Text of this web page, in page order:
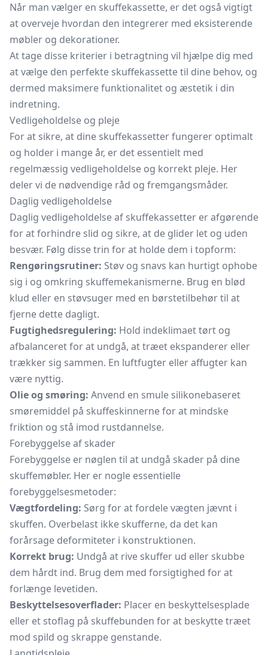
Når man vælger en skuffekassette, er det også vigtigt
at overveje hvordan den integrerer med eksisterende
møbler og dekorationer.
At tage disse kriterier i betragtning vil hjælpe dig med
at vælge den perfekte skuffekassette til dine behov, og
dermed maksimere funktionalitet og æstetik i din
indretning.
Vedligeholdelse og pleje
For at sikre, at dine skuffekassetter fungerer optimalt
og holder i mange år, er det essentielt med
regelmæssig vedligeholdelse og korrekt pleje. Her
deler vi de nødvendige råd og fremgangsmåder.
Daglig vedligeholdelse
Daglig vedligeholdelse af skuffekassetter er afgørende
for at forhindre slid og sikre, at de glider let og uden
besvær. Følg disse trin for at holde dem i topform:
Rengøringsrutiner: Støv og snavs kan hurtigt ophobe
sig i og omkring skuffemekanismerne. Brug en blød
klud eller en støvsuger med en børstetilbehør til at
fjerne dette dagligt.
Fugtighedsregulering: Hold indeklimaet tørt og
afbalanceret for at undgå, at træet ekspanderer eller
trækker sig sammen. En luftfugter eller affugter kan
være nyttig.
Olie og smøring: Anvend en smule silikonebaseret
smøremiddel på skuffeskinnerne for at mindske
friktion og stå imod rustdannelse.
Forebyggelse af skader
Forebyggelse er nøglen til at undgå skader på dine
skuffemøbler. Her er nogle essentielle
forebyggelsesmetoder:
Vægtfordeling: Sørg for at fordele vægten jævnt i
skuffen. Overbelast ikke skufferne, da det kan
forårsage deformiteter i konstruktionen.
Korrekt brug: Undgå at rive skuffer ud eller skubbe
dem hårdt ind. Brug dem med forsigtighed for at
forlænge levetiden.
Beskyttelsesoverflader: Placer en beskyttelsesplade
eller et stoflag på skuffebunden for at beskytte træet
mod spild og skrappe genstande.